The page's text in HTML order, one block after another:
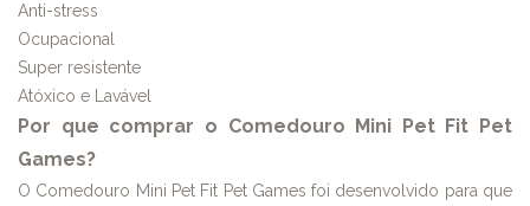
Anti-stress
Ocupacional
Super resistente
Atóxico e Lavável
Por que comprar o Comedouro Mini Pet Fit Pet
Games?
O Comedouro Mini Pet Fit Pet Games foi desenvolvido para que